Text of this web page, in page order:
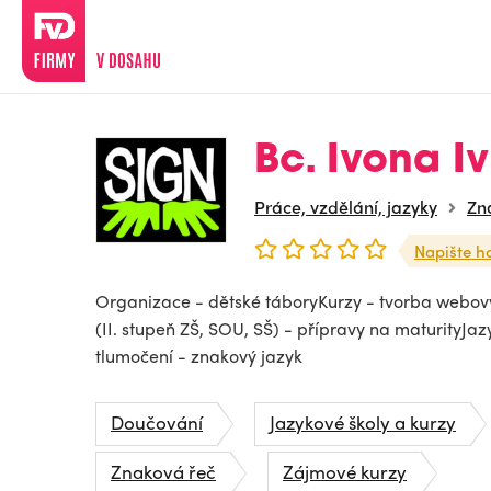
Bc. Ivona
Práce, vzdělání, jazyky
Napište
Organizace - dětské táboryKurzy - tvorba
(II. stupeň ZŠ, SOU, SŠ) - přípravy na
tlumočení - znakový jazyk
Doučování
Jazykové školy a kurzy
Znaková řeč
Zájmové kurzy